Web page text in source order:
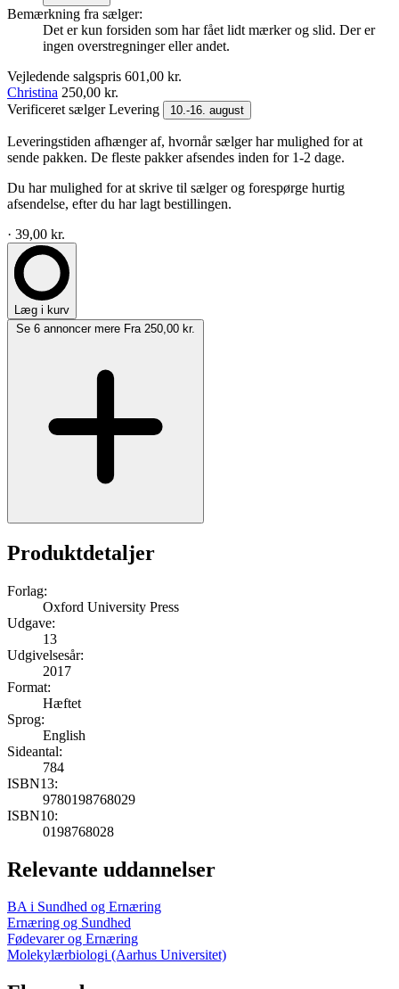
Bemærkning fra sælger:
Det er kun forsiden som har fået lidt mærker og slid. Der er
ingen overstregninger eller andet.
Vejledende salgspris 601,00 kr.
Christina 250,00 kr.
Verificeret sælgerLevering 10.-16. august
Leveringstiden afhænger af, hvornår sælger har mulighed for at
sende pakken. De fleste pakker afsendes inden for 1-2 dage.
Du har mulighed for at skrive til sælger og forespørge hurtig
afsendelse, efter du har lagt bestillingen.
· 39,00 kr.
Læg i kurv
Se 6 annoncer mere Fra 250,00 kr.
Produktdetaljer
Forlag:
Oxford University Press
Udgave:
13
Udgivelsesår:
2017
Format:
Hæftet
Sprog:
English
Sideantal:
784
ISBN13:
9780198768029
ISBN10:
0198768028
Relevante uddannelser
BA i Sundhed og Ernæring
Ernæring og Sundhed
Fødevarer og Ernæring
Molekylærbiologi (Aarhus Universitet)